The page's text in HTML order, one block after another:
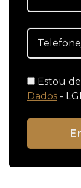
Estou
Dados -